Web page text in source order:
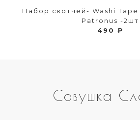
Набор скотчей- Washi
Patronus -2шт
490 ₽
Совушка